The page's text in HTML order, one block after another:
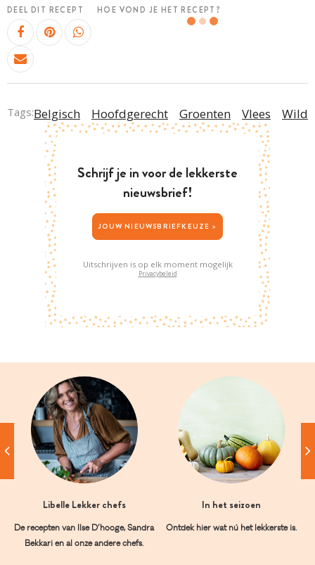
DEEL DIT RECEPT HOE VOND JE HET RECEPT?
Tags:Belgisch Hoofdgerecht Groenten Vlees Wild
Schrijf je in voor de lekkerste
nieuwsbrief!
JOUW NIEUWSBRIEFKEUZE >
Uitschrijven is op elk moment mogelijk
Privacybeleid
Libelle Lekker chefs
De recepten van Ilse D’hooge, Sandra
Bekkari en al onze andere chefs.
In het seizoen
Ontdek hier wat nú het lekkerste is.